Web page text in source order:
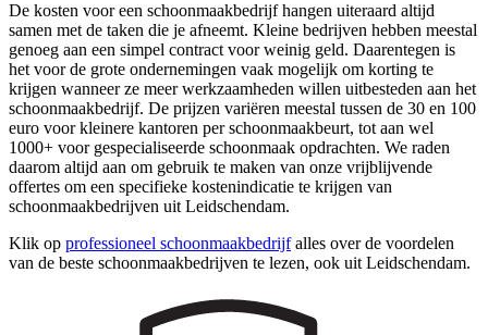
De kosten voor een schoonmaakbedrijf hangen uiteraard altijd
samen met de taken die je afneemt. Kleine bedrijven hebben meestal
genoeg aan een simpel contract voor weinig geld. Daarentegen is
het voor de grote ondernemingen vaak mogelijk om korting te
krijgen wanneer ze meer werkzaamheden willen uitbesteden aan het
schoonmaakbedrijf. De prijzen variëren meestal tussen de 30 en 100
euro voor kleinere kantoren per schoonmaakbeurt, tot aan wel
1000+ voor gespecialiseerde schoonmaak opdrachten. We raden
daarom altijd aan om gebruik te maken van onze vrijblijvende
offertes om een specifieke kostenindicatie te krijgen van
schoonmaakbedrijven uit Leidschendam.
Klik op professioneel schoonmaakbedrijfalles over de voordelen
van de beste schoonmaakbedrijven te lezen, ook uit Leidschendam.